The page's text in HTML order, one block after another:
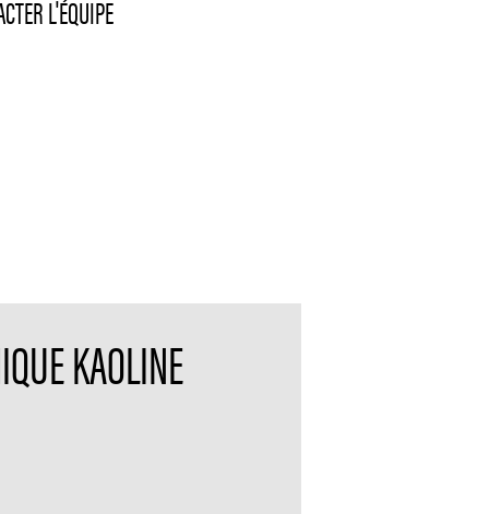
L'ÉQUIPE
KAOLINE